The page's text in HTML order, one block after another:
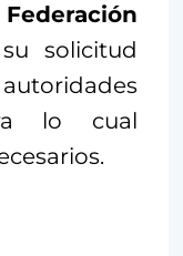
solicitud
lo cual